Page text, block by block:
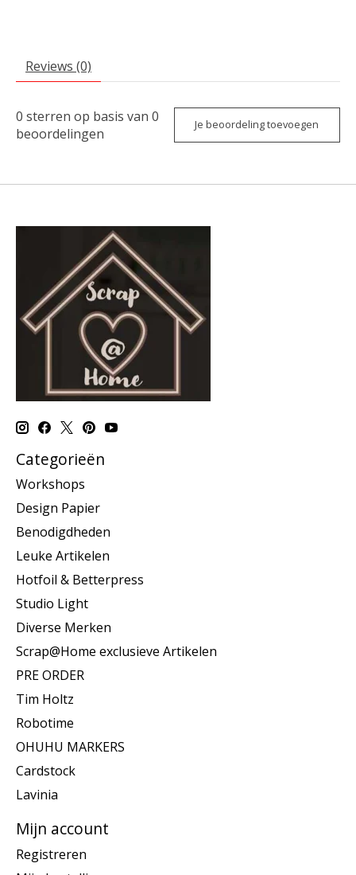
Reviews (0)
0 sterren op basis van 0
beoordelingen
Je beoordeling toevoegen
Categorieën
Workshops
Design Papier
Benodigdheden
Leuke Artikelen
Hotfoil & Betterpress
Studio Light
Diverse Merken
Scrap@Home exclusieve Artikelen
PRE ORDER
Tim Holtz
Robotime
OHUHU MARKERS
Cardstock
Lavinia
Mijn account
Registreren